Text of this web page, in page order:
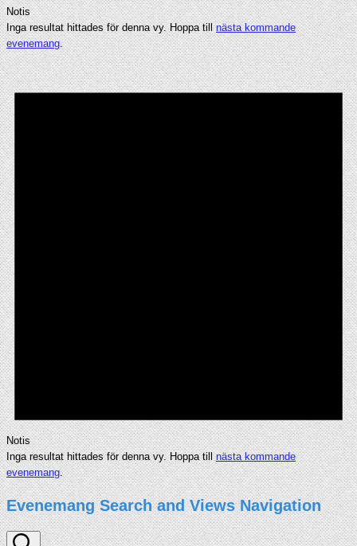
Notis
Inga resultat hittades för denna vy. Hoppa tillnästa kommande
evenemang.
Notis
Inga resultat hittades för denna vy. Hoppa tillnästa kommande
evenemang.
Evenemang Search and Views Navigation